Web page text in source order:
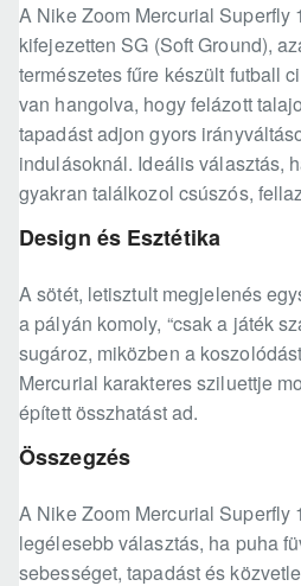
A Nike Zoom Mercurial Superfly
kifejezetten SG (Soft Ground),
természetes fűre készült futball
van hangolva, hogy felázott
tapadást adjon gyors
indulásoknál. Ideális választás,
gyakran találkozol csúszós,
Design és Esztétika
A sötét, letisztult megjelenés
a pályán komoly, “csak a játék
sugároz, miközben a
Mercurial karakteres sziluettje
épített összhatást ad.
Összegzés
A Nike Zoom Mercurial Superfly
legélesebb választás, ha puha
sebességet, tapadást és